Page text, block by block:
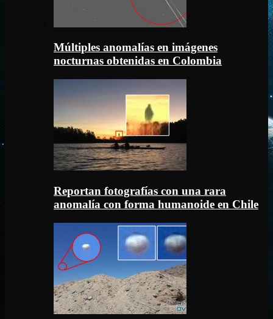
Múltiples anomalías en imágenes
nocturnas obtenidas en Colombia
Reportan fotografías con una rara
anomalía con forma humanoide en Chile